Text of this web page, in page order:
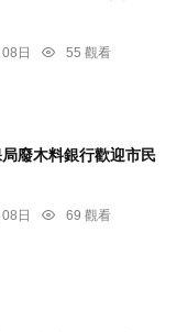
日
55 觀看
廢木料銀行歡迎市民
日
69 觀看